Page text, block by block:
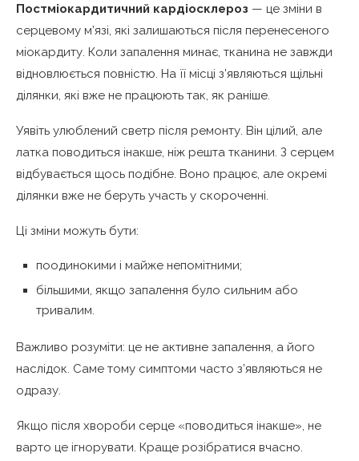
Постміокардитичний кардіосклероз — це зміни в
серцевому м’язі, які залишаються після перенесеного
міокардиту. Коли запалення минає, тканина не завжди
відновлюється повністю. На її місці з’являються щільні
ділянки, які вже не працюють так, як раніше.
Уявіть улюблений светр після ремонту. Він цілий, але
латка поводиться інакше, ніж решта тканини. З серцем
відбувається щось подібне. Воно працює, але окремі
ділянки вже не беруть участь у скороченні.
Ці зміни можуть бути:
поодинокими і майже непомітними;
більшими, якщо запалення було сильним або
тривалим.
Важливо розуміти: це не активне запалення, а його
наслідок. Саме тому симптоми часто з’являються не
одразу.
Якщо після хвороби серце «поводиться інакше», не
варто це ігнорувати. Краще розібратися вчасно.